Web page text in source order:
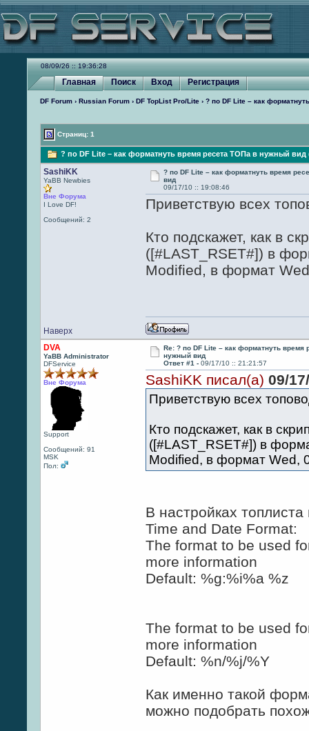
08/09/26 :: 19:36:28
Главная Поиск Вход Регистрация
DF Forum ›Russian Forum ›DF TopList Pro/Lite › ? по DF Lite – как
Страниц: 1
? по DF Lite – как форматнуть время ресета ТОПа в нужный вид
SashiKK
YaBB Newbies
Вне Форума
I Love DF!
Сообщений: 2
? по DF Lite – как форматнуть время
вид
09/17/10 :: 19:08:46
Приветствую всех
Кто подскажет, как в
([#LAST_RSET#]) в
Modified, в формат
Наверх
DVA
YaBB Administrator
DFService
Вне Форума
Support
Сообщений: 91
MSK
Пол:
Re: ? по DF Lite – как форматнуть время
нужный вид
Ответ #1 - 09/17/10 :: 21:21:57
SashiKK писал(а) 09/
Приветствую всех
Кто подскажет, как в
([#LAST_RSET#]) в
Modified, в формат Wed,
В настройках
Time and Date
The format to be used
more information
Default: %g:%i%a %z
The format to be used
more information
Default: %n/%j/%Y
Как именно такой
можно подобрать